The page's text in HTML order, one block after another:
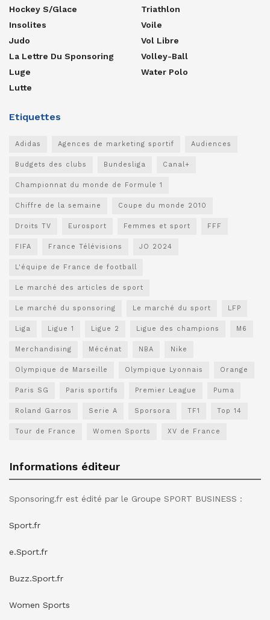
Hockey S/glace
Insolites
Judo
La Lettre Du Sponsoring
Luge
Lutte
Triathlon
Voile
Vol Libre
Volley-Ball
Water Polo
Etiquettes
Adidas Agences de marketing sportif Audiences
Budgets des clubs Bundesliga Canal+
Championnat du monde de Formule 1
Chiffre de la semaine Coupe du monde 2010
Droits TV Eurosport Femmes et sport FFF
FIFA France Télévisions JO 2024
L'équipe de France de football
Le marché des articles de sport
Le marché du sponsoring Le marché du sport LFP
Liga Ligue 1 Ligue 2 Ligue des champions M6
Merchandising Mécénat NBA Nike
Olympique de Marseille Olympique Lyonnais Orange
Paris SG Paris sportifs Premier League Puma
Roland Garros Serie A Sporsora TF1 Top 14
Tour de France Women Sports XV de France
Informations éditeur
Sponsoring.fr est édité par le Groupe SPORT BUSINESS :
Sport.fr
e.Sport.fr
Buzz.Sport.fr
Women Sports